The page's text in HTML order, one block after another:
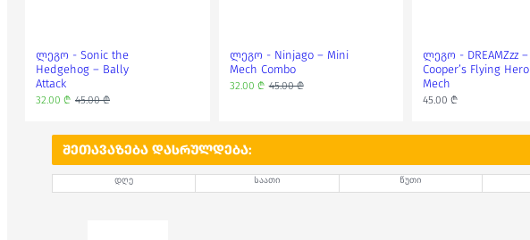
ლეგო - Sonic the
Hedgehog – Bally
Attack
32.00 ₾ 45.00 ₾
ლეგო - Ninjago – Mini
Mech Combo
32.00 ₾ 45.00 ₾
ლეგო - DREAMZzz –
Cooper’s Flying Hero
Mech
45.00 ₾
ᲨᲔᲗᲐᲕᲐᲖᲔᲑᲐ ᲓᲐᲡᲠᲣᲚᲓᲔᲑᲐ:
დღე საათი წუთი